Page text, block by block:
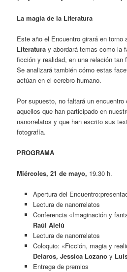
La magia de la Literatura
Este año el Encuentro girará en torno
Literatura y abordará temas como la
ficción y realidad, en una relación tan
Se analizará también cómo estas
actúan en el cerebro humano.
Por supuesto, no faltará un
aquellos que han participado en
nanorrelatos y que han escrito sus
fotografía.
PROGRAMA
Miércoles, 21 de mayo, 19.30 h.
Apertura del
Lectura de nanorrelatos
Conferencia «Imaginación y
Raúl Alelú
Lectura de nanorrelatos
Coloquio: «Ficción, magia y
Delaros, Jessica Lozano y
Entrega de premios